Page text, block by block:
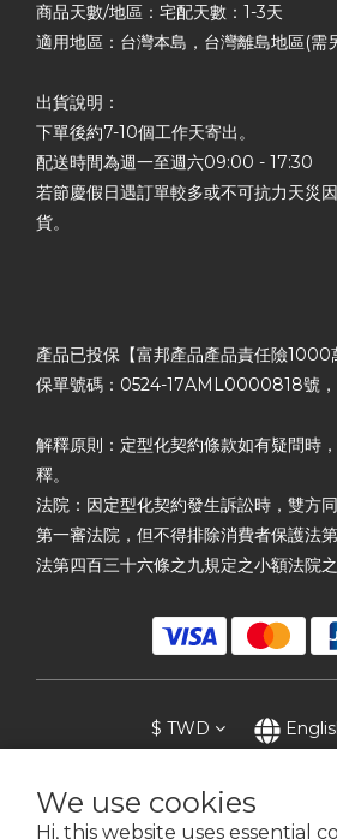
We use cookies
Hi, this website uses essential
商品天數/地區：宅配天數：1-3天
適用地區：台灣本島，台灣離島地區(需
出貨說明：
下單後約7-10個工作天寄出。
配送時間為週一至週六09:00 - 17:30
若節慶假日遇訂單較多或不可抗力天災
貨。
產品已投保【富邦產品產品責任險1000
保單號碼：0524-17AML0000818號，
解釋原則：定型化契約條款如有疑問時
釋。
法院：因定型化契約發生訴訟時，雙方
第一審法院，但不得排除消費者保護法
法第四百三十六條之九規定之小額法院之
$ TWD